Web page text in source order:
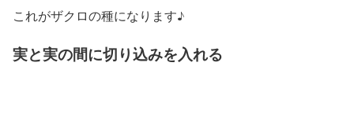
これがザクロの種になります♪
実と実の間に切り込みを入れる